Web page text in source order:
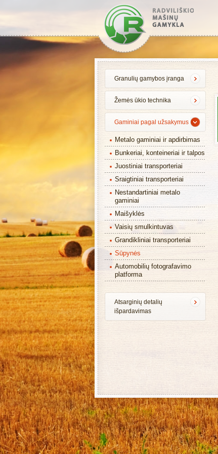
Granulių gamybos įranga
Žemės ūkio technika
Gaminiai pagal užsakymus
Metalo gaminiai ir apdirbimas
Bunkeriai, konteineriai ir talpos
Juostiniai transporteriai
Sraigtiniai transporteriai
Nestandartiniai metalo
gaminiai
Maišyklės
Vaisių smulkintuvas
Grandikliniai transporteriai
Sūpynės
Automobilių fotografavimo
platforma
Atsarginių detalių
išpardavimas